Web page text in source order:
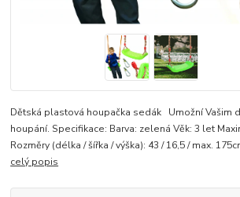
Dětská plastová houpačka sedák Umožní Vašim
houpání. Specifikace: Barva: zelená Věk: 3 let
Rozměry (délka / šířka / výška): 43 / 16,5 / max.
celý popis